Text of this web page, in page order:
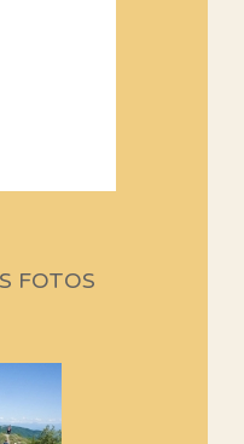
alguna
FOTOS